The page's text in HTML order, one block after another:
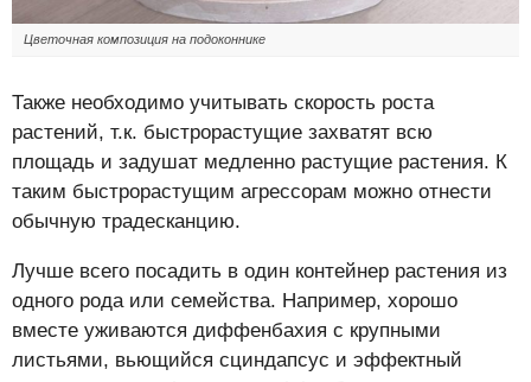
Цветочная композиция на подоконнике
Также необходимо учитывать скорость роста
растений, т.к. быстрорастущие захватят всю
площадь и задушат медленно растущие растения. К
таким быстрорастущим агрессорам можно отнести
обычную традесканцию.
Лучше всего посадить в один контейнер растения из
одного рода или семейства. Например, хорошо
вместе уживаются диффенбахия с крупными
листьями, вьющийся сциндапсус и эффектный